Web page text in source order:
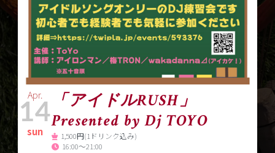
Apr.
14
sun
「アイドルRUSH」
Presented by Dj TOYO
1,500円(1ドリンク込み)
16:00～21:00